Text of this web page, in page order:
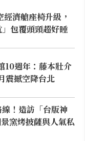
濟艙座椅升級，
包覆頭頸超好睡
10週年：藤本壯介
震撼空降台北
！造訪「台版神
窯烤披薩與人氣私